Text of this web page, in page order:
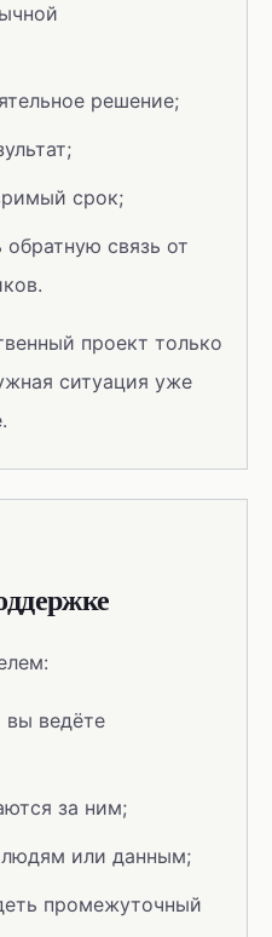
решение;
срок;
обратную связь от
проект только
ситуация уже
вы ведёте
за ним;
людям или данным;
промежуточный